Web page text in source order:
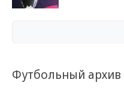
Футбольный архив